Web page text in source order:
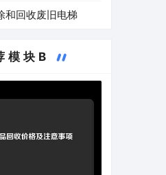
和回收废旧电梯
模块B